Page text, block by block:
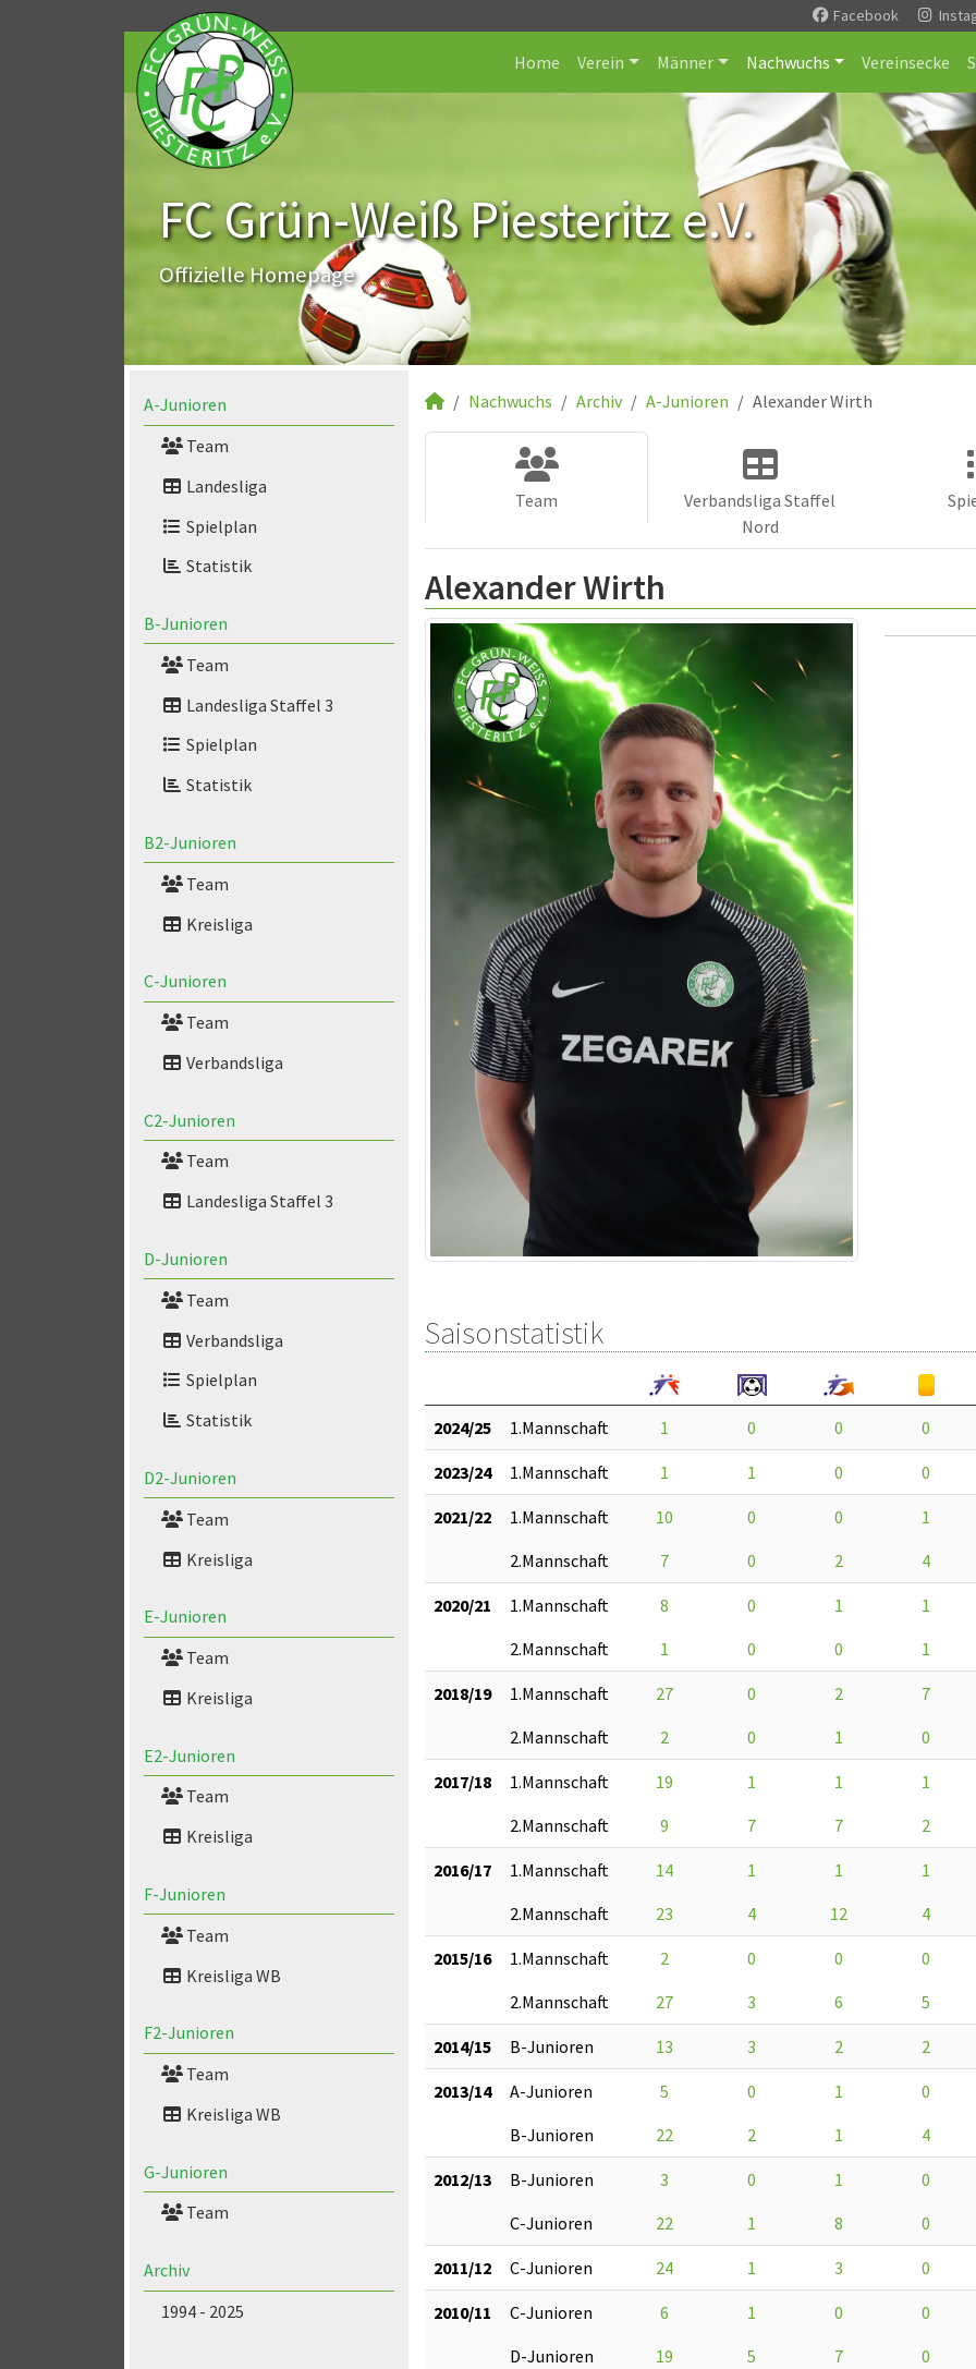
Facebook
Home Verein Männer Nachwuchs Vereinsecke
FC Grün-Weiß Piesteritz e.V.
Offizielle Homepage
A-Junioren
Team
Landesliga
Spielplan
Statistik
B-Junioren
Team
Landesliga Staffel 3
Spielplan
Statistik
B2-Junioren
Team
Kreisliga
C-Junioren
Team
Verbandsliga
C2-Junioren
Team
Landesliga Staffel 3
D-Junioren
Team
Verbandsliga
Spielplan
Statistik
D2-Junioren
Team
Kreisliga
E-Junioren
Team
Kreisliga
E2-Junioren
Team
Kreisliga
F-Junioren
Team
Kreisliga WB
F2-Junioren
Team
Kreisliga WB
G-Junioren
Team
Archiv
1994 - 2025
Nachwuchs Archiv A-Junioren Alexander Wirth
Team
Verbandsliga Staffel
Nord
Alexander Wirth
Saisonstatistik
2024/25 1.Mannschaft 1 0 0 0
2023/24 1.Mannschaft 1 1 0 0
2021/22 1.Mannschaft 10 0 0 1
2.Mannschaft
7 0 2 4
2020/21 1.Mannschaft 8 0 1 1
2.Mannschaft
1 0 0 1
2018/19 1.Mannschaft 27 0 2 7
2.Mannschaft
2 0 1 0
2017/18 1.Mannschaft 19 1 1 1
2.Mannschaft
9 7 7 2
2016/17 1.Mannschaft 14 1 1 1
2.Mannschaft
23 4 12 4
2015/16 1.Mannschaft 2 0 0 0
2.Mannschaft
27 3 6 5
2014/15 B-Junioren 13 3 2 2
2013/14 A-Junioren 5 0 1 0
B-Junioren
22 2 1 4
2012/13 B-Junioren 3 0 1 0
C-Junioren
22 1 8 0
2011/12 C-Junioren 24 1 3 0
2010/11 C-Junioren 6 1 0 0
D-Junioren
19 5 7 0